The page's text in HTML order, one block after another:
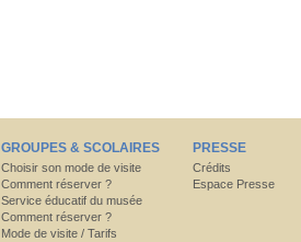
GROUPES & SCOLAIRES
Choisir son mode de visite
Comment réserver ?
Service éducatif du musée
Comment réserver ?
Mode de visite / Tarifs
PRESSE
Crédits
Espace Presse